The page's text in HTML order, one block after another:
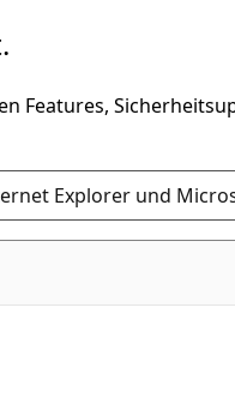
Features,
Explorer und